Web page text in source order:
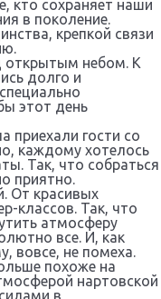
Главы
в Совете
РСО-
Совета
РСО-
кто сохраняет наши
в поколение.
крепкой связи
открытым небом. К
долго и
этот день
приехали гости со
каждому хотелось
Так, что собраться
приятно.
От красивых
классов. Так, что
атмосферу
все. И, как
вовсе, не помеха.
похоже на
нартовской
в